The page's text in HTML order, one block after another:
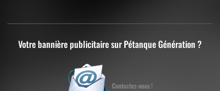
Votre bannière publicitaire sur Pétanque Génération ?
Contactez-nous !